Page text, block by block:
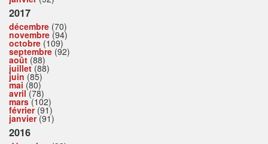
2017
décembre (70)
novembre (94)
octobre (109)
septembre (92)
août (88)
juillet(88)
juin (85)
mai (80)
avril(78)
mars(102)
février(91)
janvier(91)
2016